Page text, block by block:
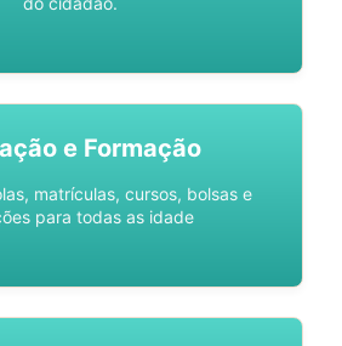
e Formação
matrículas, cursos, bolsas e
para todas as idade